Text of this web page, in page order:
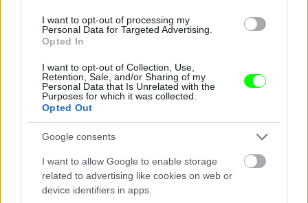
I want to opt-out of processing my
Personal Data for Targeted Advertising.
Opted In
I want to opt-out of Collection, Use,
Retention, Sale, and/or Sharing of my
Personal Data that Is Unrelated with the
Purposes for which it was collected.
Opted Out
Google consents
I want to allow Google to enable storage
related to advertising like cookies on web or
device identifiers in apps.
Esküvői ruha 2.